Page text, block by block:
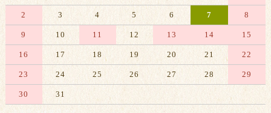
2 3 4 5 6 7 8
9 10 11 12 13 14 15
16 17 18 19 20 21 22
23 24 25 26 27 28 29
30 31